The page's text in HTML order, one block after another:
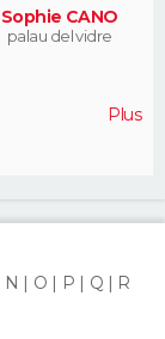
Sophie CANO
palau del vidre
Plus
N O P Q
R